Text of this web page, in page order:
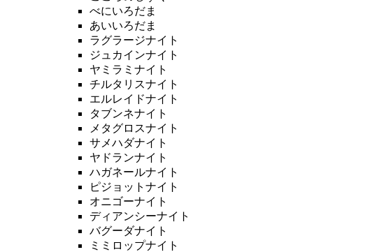
べにいろだま
あいいろだま
ラグラージナイト
ジュカインナイト
ヤミラミナイト
チルタリスナイト
エルレイドナイト
タブンネナイト
メタグロスナイト
サメハダナイト
ヤドランナイト
ハガネールナイト
ピジョットナイト
オニゴーナイト
ディアンシーナイト
バグーダナイト
ミミロップナイト